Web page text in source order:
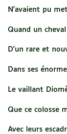
N'avaient pu
Quand un
D'un rare et
Dans ses
Le vaillant
Que ce colosse
Avec leurs